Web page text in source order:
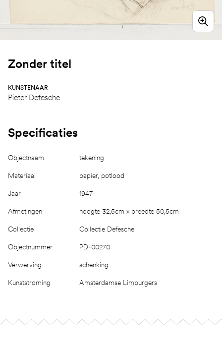
Zonder titel
KUNSTENAAR
Pieter Defesche
Specificaties
Objectnaam tekening
Materiaal papier, potlood
Jaar 1947
Afmetingen hoogte 32,5cm x breedte 50,5cm
Collectie Collectie Defesche
Objectnummer PD-00270
Verwerving schenking
Kunststroming Amsterdamse Limburgers